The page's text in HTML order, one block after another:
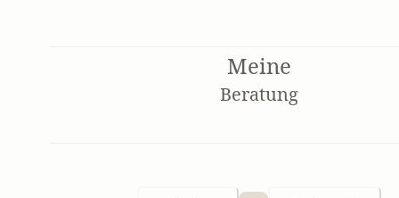
Meine
Beratung